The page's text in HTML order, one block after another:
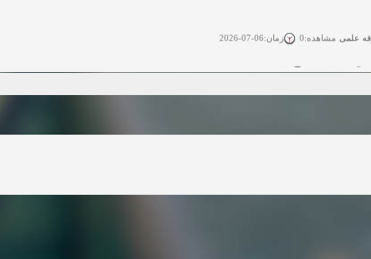
آزاد مشاهده:0 زمان:11-04-2025
دعوت به همکاری مشاهده:0 زمان:11-11-2024